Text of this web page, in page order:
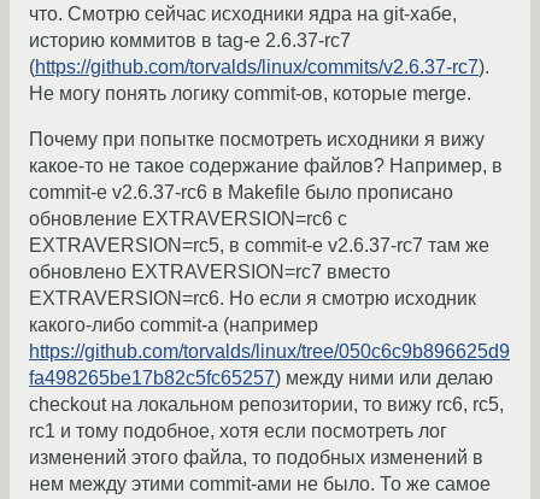
что. Смотрю сейчас исходники ядра на git-хабе,
историю коммитов в tag-е 2.6.37-rc7
(https://github.com/torvalds/linux/commits/v2.6.37-rc7).
Не могу понять логику commit-ов, которые merge.
Почему при попытке посмотреть исходники я вижу
какое-то не такое содержание файлов? Например, в
commit-е v2.6.37-rc6 в Makefile было прописано
обновление EXTRAVERSION=rc6 с
EXTRAVERSION=rc5, в commit-е v2.6.37-rc7 там же
обновлено EXTRAVERSION=rc7 вместо
EXTRAVERSION=rc6. Но если я смотрю исходник
какого-либо commit-а (например
https://github.com/torvalds/linux/tree/050c6c9b896625d9
fa498265be17b82c5fc65257) между ними или делаю
checkout на локальном репозитории, то вижу rc6, rc5,
rc1 и тому подобное, хотя если посмотреть лог
изменений этого файла, то подобных изменений в
нем между этими commit-ами не было. То же самое